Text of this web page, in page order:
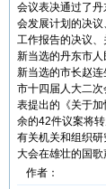
会议表决通过了
会发展计划的决
工作报告的决议、
新当选的丹东市人
新当选的市长赵连
市十四届人大二
表提出的《关于
余的42件议案将
有关机关和组织研
大会在雄壮的国歌
作者：